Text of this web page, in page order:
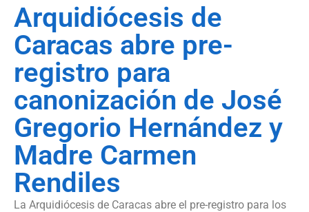
Arquidiócesis de
Caracas abre pre-
registro para
canonización de José
Gregorio Hernández y
Madre Carmen
Rendiles
La Arquidiócesis de Caracas abre el pre-registro para los